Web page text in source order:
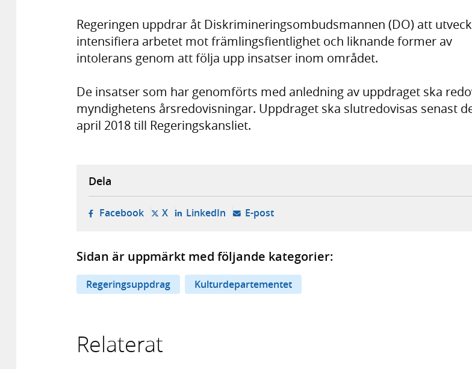
Regeringen uppdrar åt Diskrimineringsombudsmannen (DO) att
intensifiera arbetet mot främlingsfientlighet och liknande former av
intolerans genom att följa upp insatser inom området.
De insatser som har genomförts med anledning av uppdraget ska
myndighetens årsredovisningar. Uppdraget ska slutredovisas senast
april 2018 till Regeringskansliet.
Dela
Facebook- öppnas i ny flik, extern webbplats,
X- öppnas i ny flik, extern webbplats,
LinkedIn- öppnas i ny flik, extern webbplats,
E-post- öppnar din e-postklient,
Sidan är uppmärkt med följande kategorier:
Regeringsuppdrag Kulturdepartementet
Relaterat